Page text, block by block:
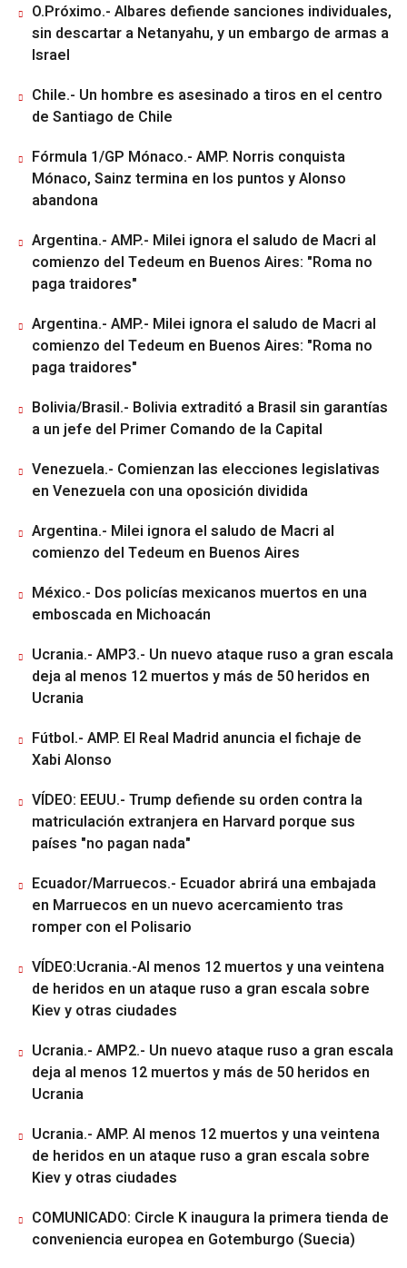
O.Próximo.- Albares defiende sanciones individuales,
sin descartar a Netanyahu, y un embargo de armas a
Israel
Chile.- Un hombre es asesinado a tiros en el centro
de Santiago de Chile
Fórmula 1/GP Mónaco.- AMP. Norris conquista
Mónaco, Sainz termina en los puntos y Alonso
abandona
Argentina.- AMP.- Milei ignora el saludo de Macri al
comienzo del Tedeum en Buenos Aires: "Roma no
paga traidores"
Argentina.- AMP.- Milei ignora el saludo de Macri al
comienzo del Tedeum en Buenos Aires: "Roma no
paga traidores"
Bolivia/Brasil.- Bolivia extraditó a Brasil sin garantías
a un jefe del Primer Comando de la Capital
Venezuela.- Comienzan las elecciones legislativas
en Venezuela con una oposición dividida
Argentina.- Milei ignora el saludo de Macri al
comienzo del Tedeum en Buenos Aires
México.- Dos policías mexicanos muertos en una
emboscada en Michoacán
Ucrania.- AMP3.- Un nuevo ataque ruso a gran escala
deja al menos 12 muertos y más de 50 heridos en
Ucrania
Fútbol.- AMP. El Real Madrid anuncia el fichaje de
Xabi Alonso
VÍDEO: EEUU.- Trump defiende su orden contra la
matriculación extranjera en Harvard porque sus
países "no pagan nada"
Ecuador/Marruecos.- Ecuador abrirá una embajada
en Marruecos en un nuevo acercamiento tras
romper con el Polisario
VÍDEO:Ucrania.-Al menos 12 muertos y una veintena
de heridos en un ataque ruso a gran escala sobre
Kiev y otras ciudades
Ucrania.- AMP2.- Un nuevo ataque ruso a gran escala
deja al menos 12 muertos y más de 50 heridos en
Ucrania
Ucrania.- AMP. Al menos 12 muertos y una veintena
de heridos en un ataque ruso a gran escala sobre
Kiev y otras ciudades
COMUNICADO: Circle K inaugura la primera tienda de
conveniencia europea en Gotemburgo (Suecia)